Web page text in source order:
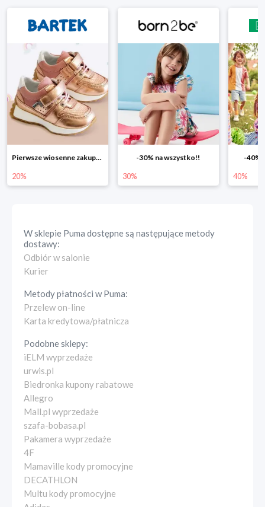
Pierwsze wiosenne zakupy -20%
20%
-30% na wszystko!!
30%
-40%
40%
W sklepie Puma dostępne są następujące metody
dostawy:
Odbiór w salonie
Kurier
Metody płatności wPuma:
Przelew on-line
Karta kredytowa/płatnicza
Podobne sklepy:
iELM wyprzedaże
urwis.pl
Biedronka kupony rabatowe
Allegro
Mall.pl wyprzedaże
szafa-bobasa.pl
Pakamera wyprzedaże
4F
Mamaville kody promocyjne
DECATHLON
Multu kody promocyjne